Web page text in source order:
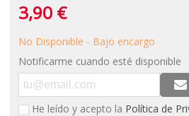
3,90 €
No Disponible - Bajo encargo
Notificarme cuando esté disponible
He leído y acepto la Política de